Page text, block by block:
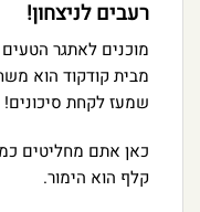
רעבים לניצחון!
מוכנים לאתגר
מבית קודקוד הוא
שמעז לקחת סיכונים!
כאן אתם מחליטים
קלף הוא הימור.